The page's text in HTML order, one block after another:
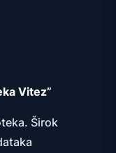
Vitez”
Širok